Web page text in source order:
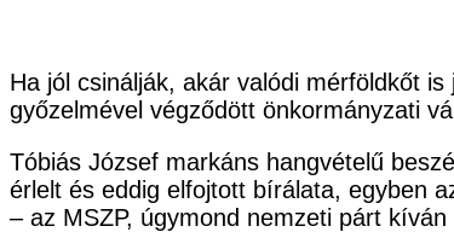
Ha jól csinálják, akár valódi mérföldkőt
győzelmével végződött önkormányzati
Tóbiás József markáns hangvételű
érlelt és eddig elfojtott bírálata, egyben
– az MSZP, úgymond nemzeti párt